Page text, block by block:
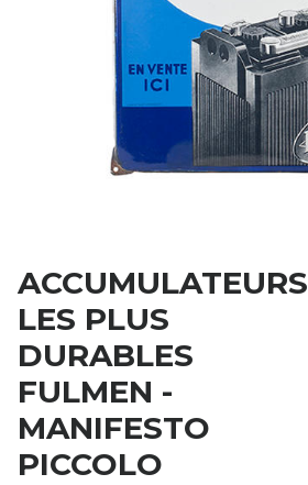
ACCUMULATEURS
LES PLUS
DURABLES
FULMEN -
MANIFESTO
PICCOLO